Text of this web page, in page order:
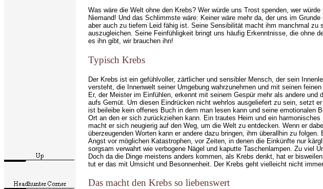
Was wäre die Welt ohne den Krebs? Wer würde uns Trost spenden, wer
Niemand! Und das Schlimmste wäre: Keiner wäre mehr da, der uns im
aber auch zu tiefem Leid fähig ist. Seine Sensibilität macht ihm manchmal
auszugleichen. Seine Feinfühligkeit bringt uns häufig Erkenntnisse, die ohne
es ihn gibt, wir brauchen ihn!
Typisch Krebs
Der Krebs ist ein gefühlvoller, zärtlicher und sensibler Mensch, der sein
versteht, die Innenwelt seiner Umgebung wahrzunehmen und mit seinen
Er, der Meister im Einfühlen, erkennt mit seinem Gespür mehr als andere
aufs Gemüt. Um diesen Eindrücken nicht wehrlos ausgeliefert zu sein, setzt
ist beileibe kein offenes Buch in dem man lesen kann und seine emotionalen
Ort an den er sich zurückziehen kann. Ein trautes Heim und ein
macht er sich neugierig auf den Weg, um die Welt zu entdecken. Wenn er
überzeugenden Worten kann er andere dazu bringen, ihm überallhin zu
Angst vor möglichen Katastrophen, vor Zeiten, in denen die Einkünfte nur
sorgsam verwahrt wie verbogene Nägel und kaputte Taschenlampen. Zu viel
Doch da die Dinge meistens anders kommen, als Krebs denkt, hat er
tut er das mit Umsicht und Besonnenheit. Der Krebs geht vielleicht nicht
Das macht den Krebs so liebenswert